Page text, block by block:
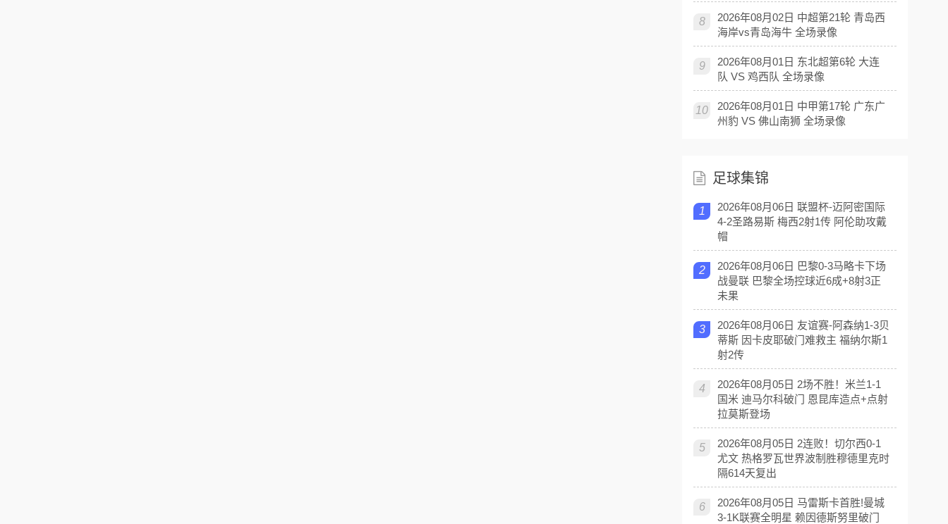
8
2026年08月02日 中超第21轮 青岛西
海岸vs青岛海牛 全场录像
9
2026年08月01日 东北超第6轮 大连
队 VS 鸡西队 全场录像
10
2026年08月01日 中甲第17轮 广东广
州豹 VS 佛山南狮 全场录像
足球集锦
1
2026年08月06日 联盟杯-迈阿密国际
4-2圣路易斯 梅西2射1传 阿伦助攻戴
帽
2
2026年08月06日 巴黎0-3马略卡下场
战曼联 巴黎全场控球近6成+8射3正
未果
3
2026年08月06日 友谊赛-阿森纳1-3贝
蒂斯 因卡皮耶破门难救主 福纳尔斯1
射2传
4
2026年08月05日 2场不胜！米兰1-1
国米 迪马尔科破门 恩昆库造点+点射
拉莫斯登场
5
2026年08月05日 2连败！切尔西0-1
尤文 热格罗瓦世界波制胜穆德里克时
隔614天复出
6
2026年08月05日 马雷斯卡首胜!曼城
3-1K联赛全明星 赖因德斯努里破门